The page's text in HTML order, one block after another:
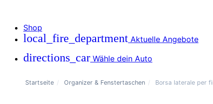
Shop
local_fire_department Aktuelle Angebote
directions_car Wähle dein Auto
Startseite / Organizer & Fenstertaschen / Borsa laterale per